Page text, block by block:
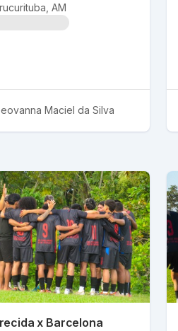
, AM
Maciel da Silva
x Barcelona